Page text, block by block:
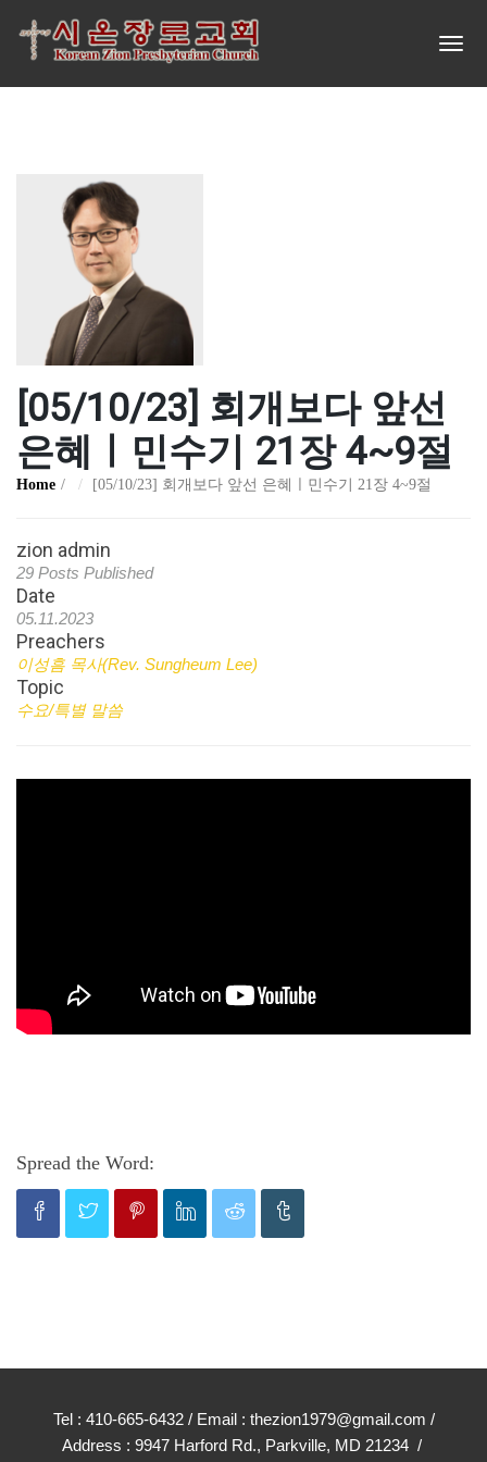
[05/10/23] 회개보다 앞선
은혜ㅣ민수기 21장 4~9절
Home [05/10/23] 회개보다 앞선 은혜ㅣ민수기 21장 4~9절
zion admin
29 Posts Published
Date
05.11.2023
Preachers
이성흠 목사(Rev. Sungheum Lee)
Topic
수요/특별 말씀
Spread the Word:
Tel : 410-665-6432 / Email : thezion1979@gmail.com /
Address : 9947 Harford Rd., Parkville, MD 21234 /